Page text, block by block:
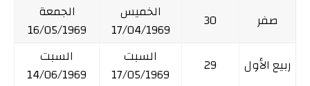
صفر
30
الخميس
17/04/1969
الجمعة
16/05/1969
ربيع الأول
29
السبت
17/05/1969
السبت
14/06/1969